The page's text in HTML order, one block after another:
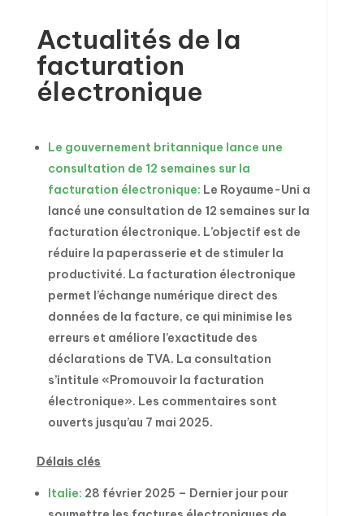
Actualités de la
facturation
électronique
Le gouvernement britannique lance une
consultation de 12 semaines sur la
facturation électronique: Le Royaume-Uni a
lancé une consultation de 12 semaines sur la
facturation électronique. L’objectif est de
réduire la paperasserie et de stimuler la
productivité. La facturation électronique
permet l’échange numérique direct des
données de la facture, ce qui minimise les
erreurs et améliore l’exactitude des
déclarations de TVA. La consultation
s’intitule «Promouvoir la facturation
électronique». Les commentaires sont
ouverts jusqu’au 7 mai 2025.
Délais clés
Italie: 28 février 2025 – Dernier jour pour